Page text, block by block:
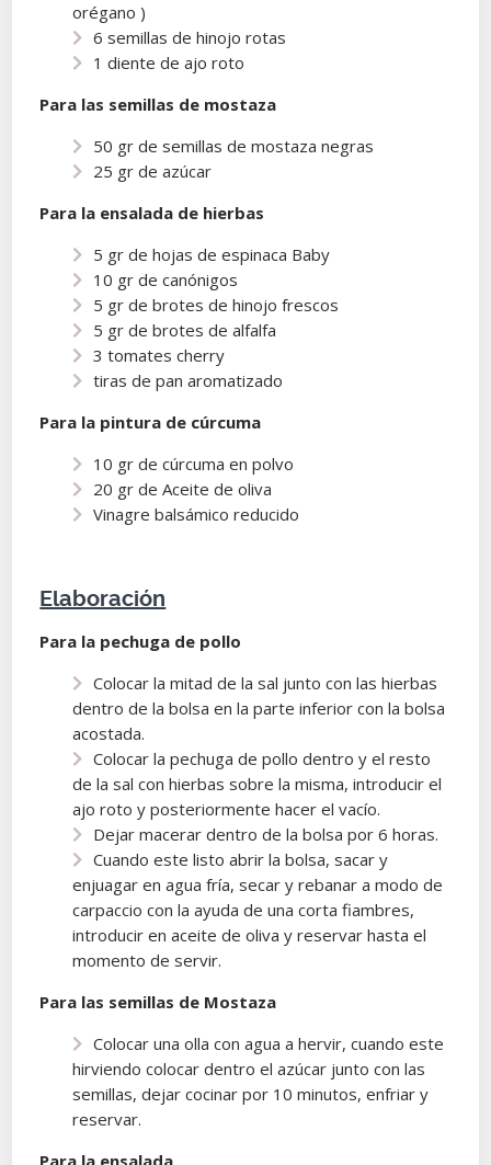
orégano )
6 semillas de hinojo rotas
1 diente de ajo roto
Para las semillas de mostaza
50 gr de semillas de mostaza negras
25 gr de azúcar
Para la ensalada de hierbas
5 gr de hojas de espinaca Baby
10 gr de canónigos
5 gr de brotes de hinojo frescos
5 gr de brotes de alfalfa
3 tomates cherry
tiras de pan aromatizado
Para la pintura de cúrcuma
10 gr de cúrcuma en polvo
20 gr de Aceite de oliva
Vinagre balsámico reducido
Elaboración
Para la pechuga de pollo
Colocar la mitad de la sal junto con las hierbas
dentro de la bolsa en la parte inferior con la bolsa
acostada.
Colocar la pechuga de pollo dentro y el resto
de la sal con hierbas sobre la misma, introducir el
ajo roto y posteriormente hacer el vacío.
Dejar macerar dentro de la bolsa por 6 horas.
Cuando este listo abrir la bolsa, sacar y
enjuagar en agua fría, secar y rebanar a modo de
carpaccio con la ayuda de una corta fiambres,
introducir en aceite de oliva y reservar hasta el
momento de servir.
Para las semillas de Mostaza
Colocar una olla con agua a hervir, cuando este
hirviendo colocar dentro el azúcar junto con las
semillas, dejar cocinar por 10 minutos, enfriar y
reservar.
Para la ensalada